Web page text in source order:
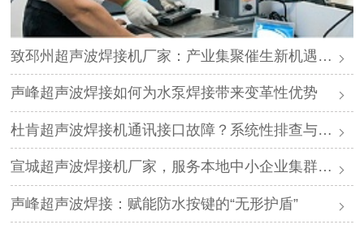
致邳州超声波焊接机厂家：产业集聚催生新机遇，声峰源头工厂邀您抱团发展
声峰超声波焊接如何为水泵焊接带来变革性优势
杜肯超声波焊接机通讯接口故障？系统性排查与专业解决方案
宣城超声波焊接机厂家，服务本地中小企业集群，声峰ODM贴牌助您轻装上阵
声峰超声波焊接：赋能防水按键的“无形护盾”